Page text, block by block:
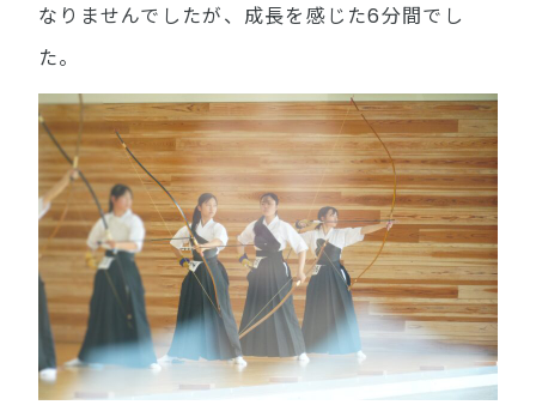
なりませんでしたが、成長を感じた6分間でし
た。